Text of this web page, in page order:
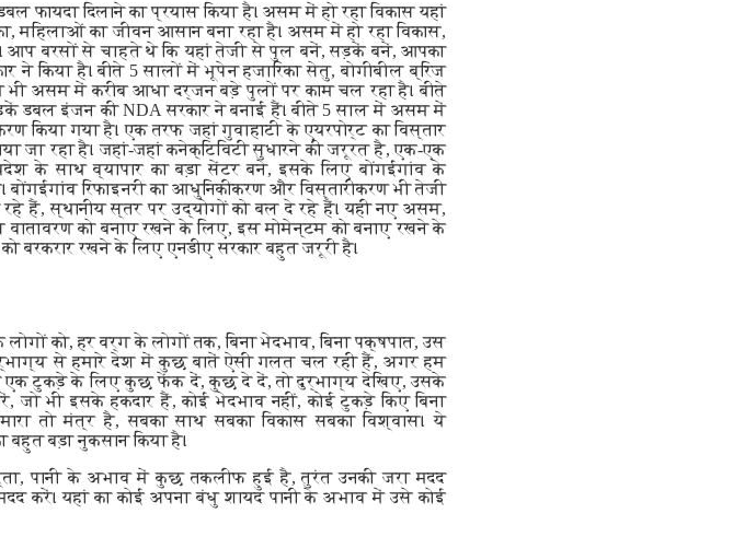
फायदा दिलाने का प्रयास किया है। असम में हो रहा विकास यहां
महिलाओं का जीवन आसान बना रहा है। असम में हो रहा विकास,
आप बरसों से चाहते थे कि यहां तेजी से पुल बनें, सड़कें बनें, आपका
ने किया है। बीते 5 सालों में भूपेन हजारिका सेतु, बोगीबील ब्रिज
असम में करीब आधा दर्जन बड़े पुलों पर काम चल रहा है। बीते
डबल इंजन की NDA सरकार ने बनाई हैं। बीते 5 साल में असम में
किया गया है। एक तरफ जहां गुवाहाटी के एयरपोर्ट का विस्तार
जा रहा है। जहां-जहां कनेक्टिविटी सुधारने की जरूरत है, एक-एक
के साथ व्यापार का बड़ा सेंटर बने, इसके लिए बोंगईगांव के
रिफाइनरी का आधुनिकीकरण और विस्तारीकरण भी तेजी
हैं, स्थानीय स्तर पर उद्योगों को बल दे रहे हैं। यही नए असम,
को बनाए रखने के लिए, इस मोमेन्टम को बनाए रखने के
बरकरार रखने के लिए एनडीए सरकार बहुत जरूरी है।
को, हर वर्ग के लोगों तक, बिना भेदभाव, बिना पक्षपात, उस
से हमारे देश में कुछ बातें ऐसी गलत चल रही हैं, अगर हम
टुकड़े के लिए कुछ फेंक दें, कुछ दे दें, तो दुर्भाग्य देखिए, उसके
भी इसके हकदार हैं, कोई भेदभाव नहीं, कोई टुकड़े किए बिना
तो मंत्र है, सबका साथ सबका विकास सबका विश्वास। ये
बड़ा नुकसान किया है।
पानी के अभाव में कुछ तकलीफ हुई है, तुरंत उनकी जरा मदद
करें। यहां का कोई अपना बंधु शायद पानी के अभाव में उसे कोई